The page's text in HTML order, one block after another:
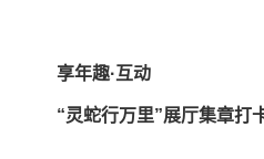
享年趣·互动
“灵蛇行万里”展厅集章打